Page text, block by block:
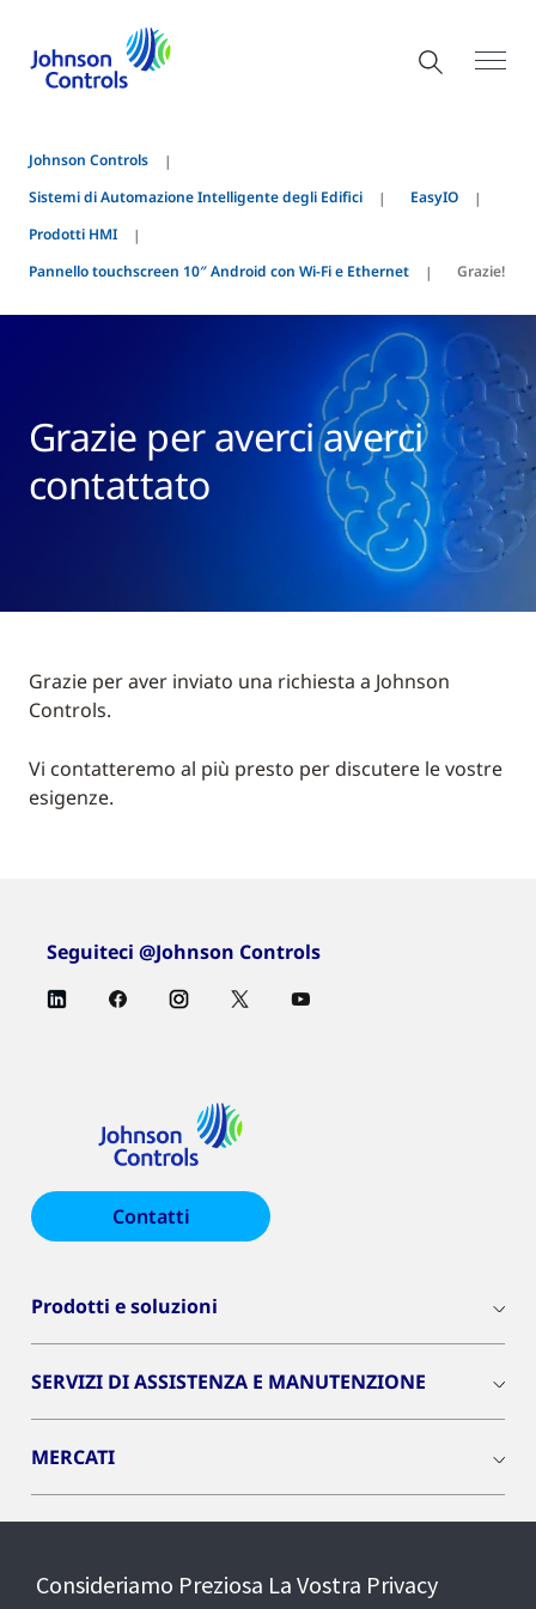
Johnson Controls
Sistemi di Automazione Intelligente degli Edifici
EasyIO
Prodotti HMI
Pannello touchscreen 10″ Android con Wi-Fi e Ethernet
Grazie!
Grazie per averci averci
contattato
Grazie per aver inviato una richiesta a Johnson
Controls.
Vi contatteremo al più presto per discutere le vostre
esigenze.
Seguiteci @Johnson Controls
Contatti
Prodotti e soluzioni
SERVIZI DI ASSISTENZA E MANUTENZIONE
MERCATI
Consideriamo Preziosa La Vostra Privacy